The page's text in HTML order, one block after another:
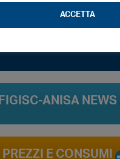
FIGISC-ANISA NEWS
PREZZI E CONSUMI
ACCETTA